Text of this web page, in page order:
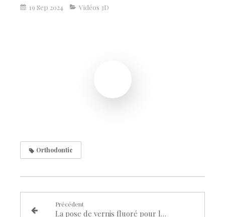
19 Sep 2024 Vidéos 3D
Orthodontie
Précédent
La pose de vernis fluoré pour les enfants et les jeunes adultes de 3 à 24 ans